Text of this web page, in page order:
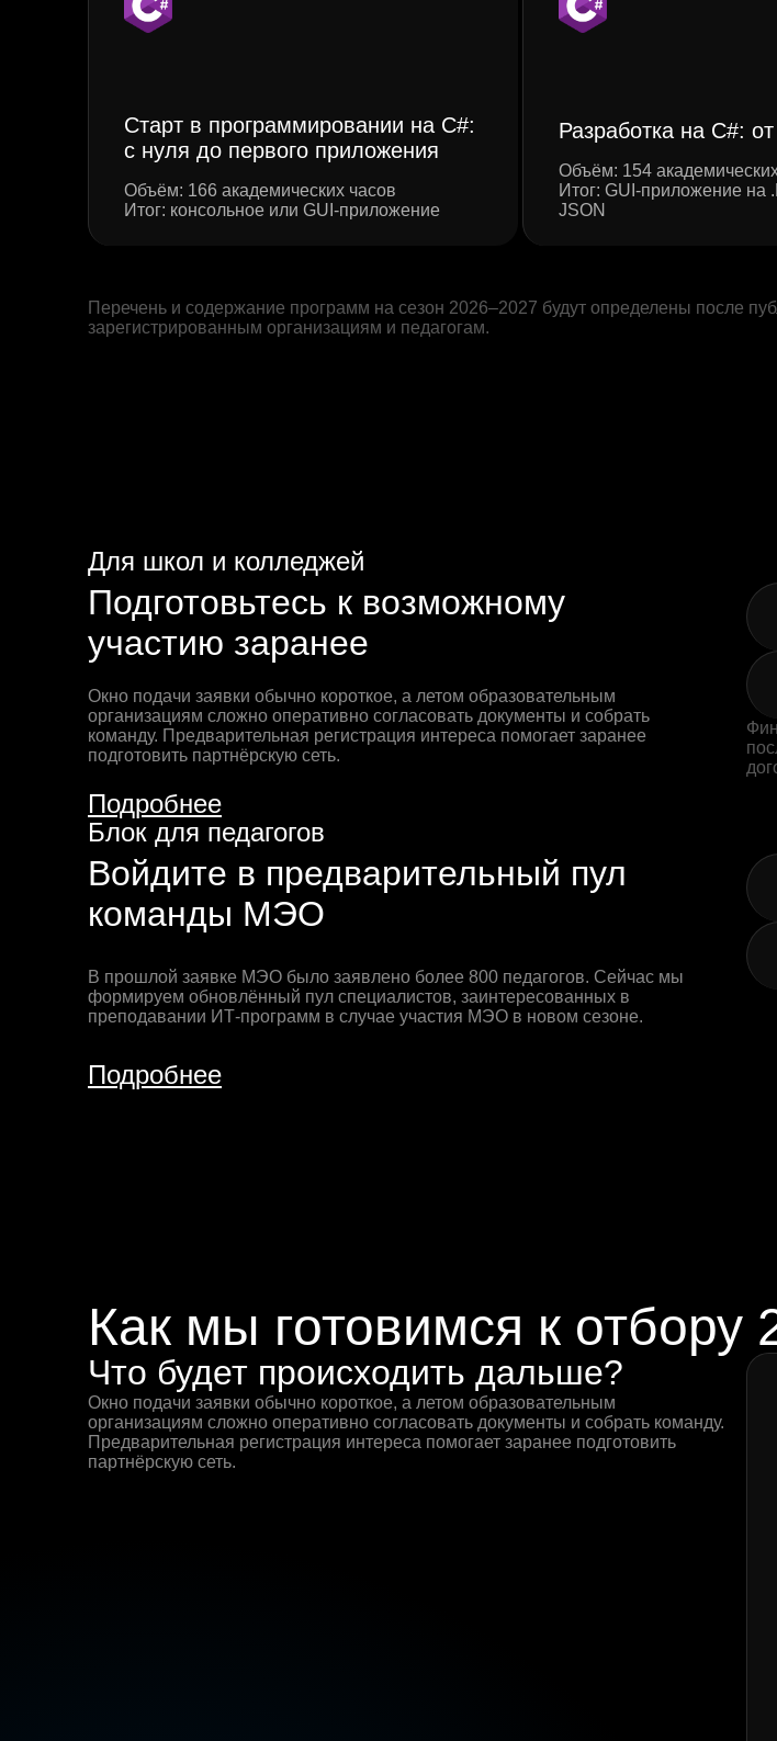
Старт в программировании на C#:
с нуля до первого приложения
Объём: 166 академических часов
Итог: консольное или GUI-приложение
Разработка на C#:
Объём: 154
Итог: GUI-приложение на
JSON
Перечень и содержание программ на сезон 2026–2027 будут определены после
зарегистрированным организациям и педагогам.
Для школ и колледжей
Подготовьтесь к возможному
участию заранее
Окно подачи заявки обычно короткое, а летом образовательным
организациям сложно оперативно согласовать документы и собрать
команду. Предварительная регистрация интереса помогает заранее
подготовить партнёрскую сеть.
Подробнее
Блок для педагогов
Войдите в предварительный пул
команды МЭО
В прошлой заявке МЭО было заявлено более 800 педагогов. Сейчас мы
формируем обновлённый пул специалистов, заинтересованных в
преподавании ИТ-программ в случае участия МЭО в новом сезоне.
Подробнее
Как мы готовимся к отбору
Что будет происходить дальше?
Окно подачи заявки обычно короткое, а летом образовательным
организациям сложно оперативно согласовать документы и собрать команду.
Предварительная регистрация интереса помогает заранее подготовить
партнёрскую сеть.